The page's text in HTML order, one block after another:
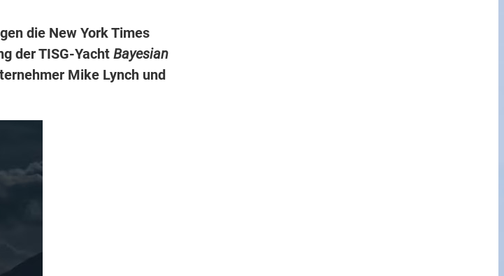
die New York Times
der TISG-YachtBayesian
Mike Lynch und